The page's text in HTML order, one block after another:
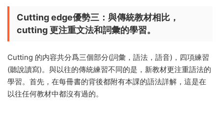
Cutting edge優勢三：與傳統教材相比，
cutting 更注重文法和詞彙的學習。
Cutting 的内容共分爲三個部分(詞彙，語法，語音)，四項練習
(聽說讀寫)。與以往的傳統練習不同的是，新教材更注重語法的
學習。首先，在每冊書的背後都附有本課的語法詳解，這是在
以往任何教材中都沒有過的。